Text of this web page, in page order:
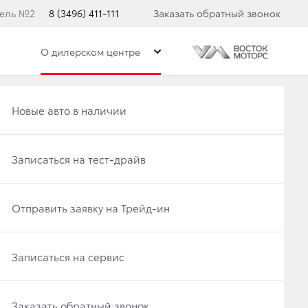
№2 8 (3496) 411-111 Заказать обратный звонок
Получить консультацию по кредиту
Отправить заявку на Трейд-ин
Записаться на сервис
Заказать обратный звонок
Рассчитать кредит
Записаться на сервис
Отправить заявку на Трейд-ин
Заказать обратный звонок
О дилерском центре
Новые авто в наличии
Записаться на тест-драйв
Отправить заявку на Трейд-ин
Записаться на сервис
Заказать обратный звонок
300